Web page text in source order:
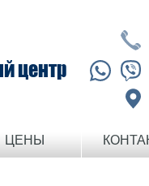
центр
ЦЕНЫ